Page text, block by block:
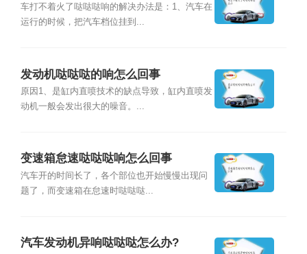
车打不着火了哒哒哒响的解决办法是：1、汽车在
运行的时候，把汽车档位挂到...
发动机哒哒哒的响怎么回事
原因1、是缸内直喷技术的缺点导致，缸内直喷发
动机一般会发出很大的噪音。...
变速箱怠速哒哒哒响怎么回事
汽车开的时间长了，各个部位也开始慢慢出现问
题了，而变速箱在怠速时哒哒哒...
汽车发动机异响哒哒哒怎么办?